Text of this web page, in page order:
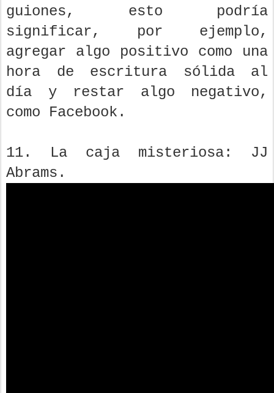
guiones, esto podría
significar, por ejemplo,
agregar algo positivo como una
hora de escritura sólida al
día y restar algo negativo,
como Facebook.
11. La caja misteriosa: JJ
Abrams.